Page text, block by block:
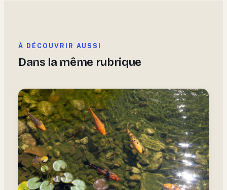
À DÉCOUVRIR AUSSI
Dans la même rubrique